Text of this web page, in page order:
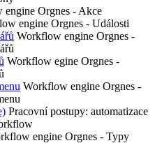
engine Orgnes - Akce
engine Orgnes - Události
Workflow engine Orgnes -
Workflow egine Orgnes -
Workflow engine Orgnes -
Pracovní postupy: automatizace
engine Orgnes - Typy